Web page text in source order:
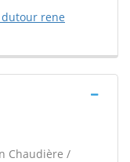
rene
Chaudière /